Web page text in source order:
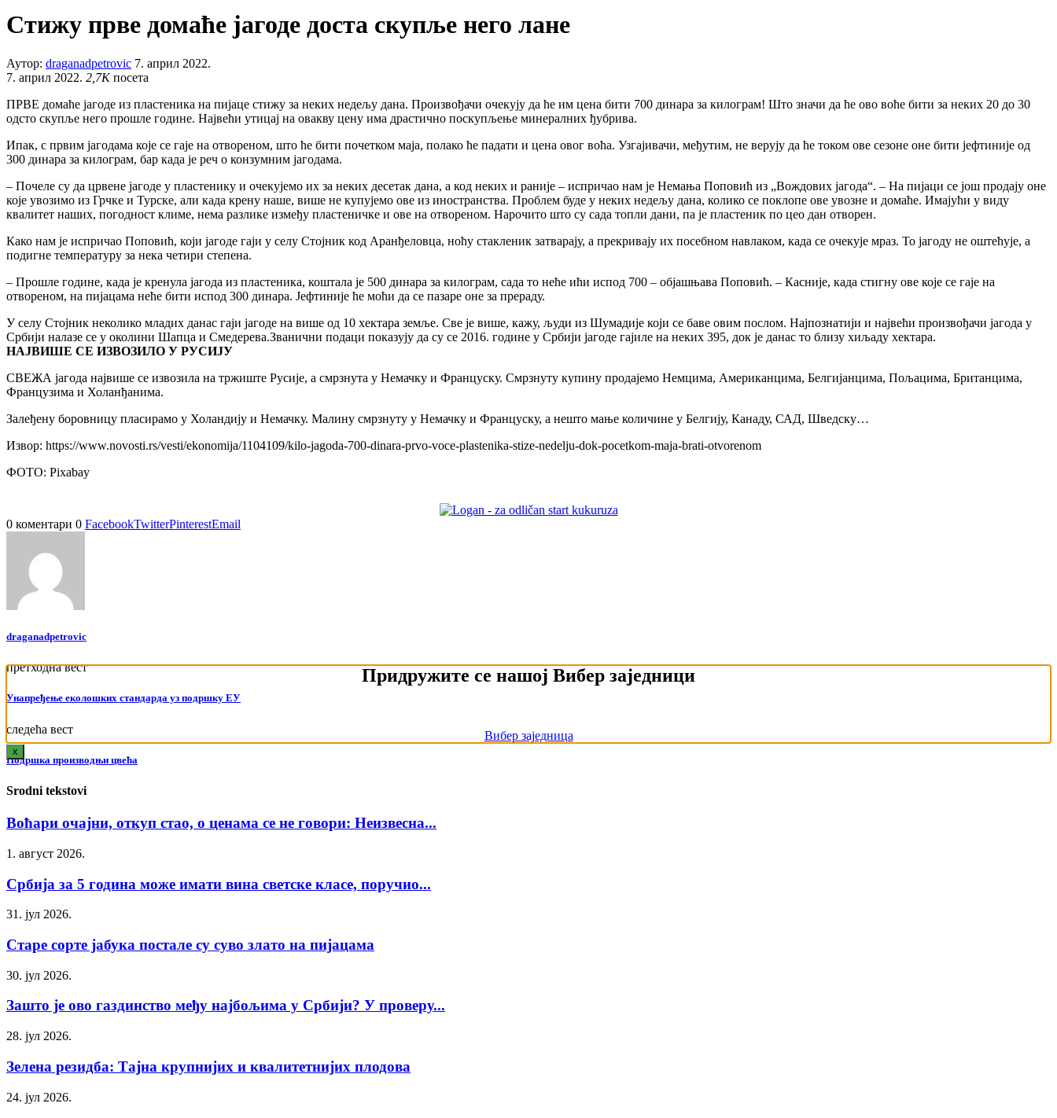
Стижу прве домаће јагоде доста скупље него лане
Аутор: draganadpetrovic 7. април 2022.
7. април 2022. 2,7Kпосета
ПРВЕ домаће јагоде из пластеника на пијаце стижу за неких недељу дана. Произвођачи очекују да ће им цена бити 700 динара за килограм! Што значи да ће ово воће бити за неких 20 до 30
одсто скупље него прошле године. Највећи утицај на овакву цену има драстично поскупљење минералних ђубрива.
Ипак, с првим јагодама које се гаје на отвореном, што ће бити почетком маја, полако ће падати и цена овог воћа. Узгајивачи, међутим, не верују да ће током ове сезоне оне бити јефтиније од
300 динара за килограм, бар када је реч о конзумним јагодама.
– Почеле су да црвене јагоде у пластенику и очекујемо их за неких десетак дана, а код неких и раније – испричао нам је Немања Поповић из „Вождових јагода“. – На пијаци се још продају оне
које увозимо из Грчке и Турске, али када крену наше, више не купујемо ове из иностранства. Проблем буде у неких недељу дана, колико се поклопе ове увозне и домаће. Имајући у виду
квалитет наших, погодност климе, нема разлике између пластеничке и ове на отвореном. Нарочито што су сада топли дани, па је пластеник по цео дан отворен.
Како нам је испричао Поповић, који јагоде гаји у селу Стојник код Аранђеловца, ноћу стакленик затварају, а прекривају их посебном навлаком, када се очекује мраз. То јагоду не оштећује, а
подигне температуру за нека четири степена.
– Прошле године, када је кренула јагода из пластеника, коштала је 500 динара за килограм, сада то неће ићи испод 700 – објашњава Поповић. – Касније, када стигну ове које се гаје на
отвореном, на пијацама неће бити испод 300 динара. Јефтиније ће моћи да се пазаре оне за прераду.
У селу Стојник неколико младих данас гаји јагоде на више од 10 хектара земље. Све је више, кажу, људи из Шумадије који се баве овим послом. Најпознатији и највећи произвођачи јагода у
Србији налазе се у околини Шапца и Смедерева.Званични подаци показују да су се 2016. године у Србији јагоде гајиле на неких 395, док је данас то близу хиљаду хектара.
НАЈВИШЕ СЕ ИЗВОЗИЛО У РУСИЈУ
СВЕЖА јагода највише се извозила на тржиште Русије, а смрзнута у Немачку и Француску. Смрзнуту купину продајемо Немцима, Американцима, Белгијанцима, Пољацима, Британцима,
Французима и Холанђанима.
Залеђену боровницу пласирамо у Холандију и Немачку. Малину смрзнуту у Немачку и Француску, а нешто мање количине у Белгију, Канаду, САД, Шведску…
Извор: https://www.novosti.rs/vesti/ekonomija/1104109/kilo-jagoda-700-dinara-prvo-voce-plastenika-stize-nedelju-dok-pocetkom-maja-brati-otvorenom
ФОТО: Pixabay
0 коментари 0 FacebookTwitterPinterestEmail
draganadpetrovic
претходна вест
Унапређење еколошких стандарда уз подршку ЕУ
следећа вест
Подршка производњи цвећа
Srodni tekstovi
Воћари очајни, откуп стао, о ценама се не говори: Неизвесна...
1. август 2026.
Србија за 5 година може имати вина светске класе, поручио...
31. јул 2026.
Старе сорте јабука постале су суво злато на пијацама
30. јул 2026.
Зашто је ово газдинство међу најбољима у Србији? У проверу...
28. јул 2026.
Зелена резидба: Тајна крупнијих и квалитетнијих плодова
24. јул 2026.
Придружите се нашој Вибер заједници
Вибер заједница
x